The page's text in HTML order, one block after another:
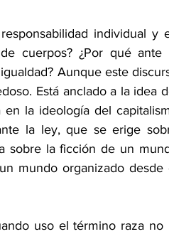
individual y
cuerpos? ¿Por qué ante
Aunque este
Está anclado a la idea
la ideología del
la ley, que se erige
sobre la ficción de un
mundo organizado desde
uso el término raza no